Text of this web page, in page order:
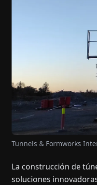
Tunnels & Formworks
La construcción de
soluciones